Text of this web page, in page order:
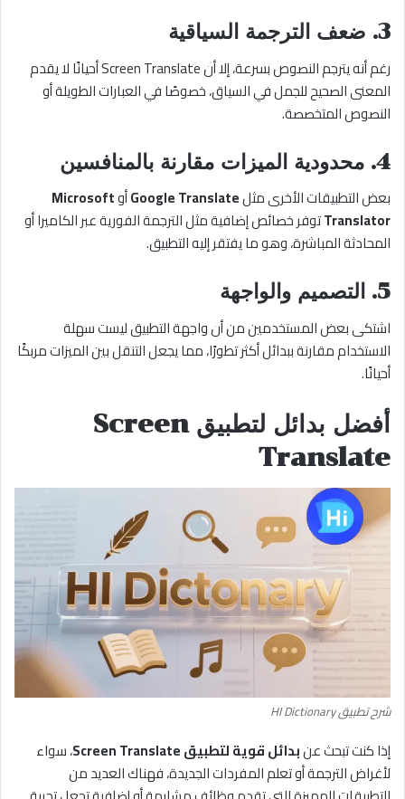
3. ضعف الترجمة السياقية
رغم أنه يترجم النصوص بسرعة، إلا أن Screen Translate أحيانًا لا يقدم
المعنى الصحيح للجمل في السياق، خصوصًا في العبارات الطويلة أو
النصوص المتخصصة.
4. محدودية الميزات مقارنة بالمنافسين
بعض التطبيقات الأخرى مثلGoogle TranslateأوMicrosoft
Translatorتوفر خصائص إضافية مثل الترجمة الفورية عبر الكاميرا أو
المحادثة المباشرة، وهو ما يفتقر إليه التطبيق.
5. التصميم والواجهة
اشتكى بعض المستخدمين من أن واجهة التطبيق ليست سهلة
الاستخدام مقارنة ببدائل أكثر تطورًا، مما يجعل التنقل بين الميزات مربكًا
أحيانًا.
أفضل بدائل لتطبيق Screen
Translate
شرح تطبيق HI Dictionary
إذا كنت تبحث عنبدائل قوية لتطبيق Screen Translate
، سواء
لأغراض الترجمة أو تعلم المفردات الجديدة، فهناك العديد من